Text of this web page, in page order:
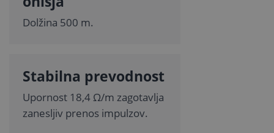
Dolžina 500 m.
Stabilna prevodnost
Upornost 18,4 Ω/m zagotavlja
zanesljiv prenos impulzov.